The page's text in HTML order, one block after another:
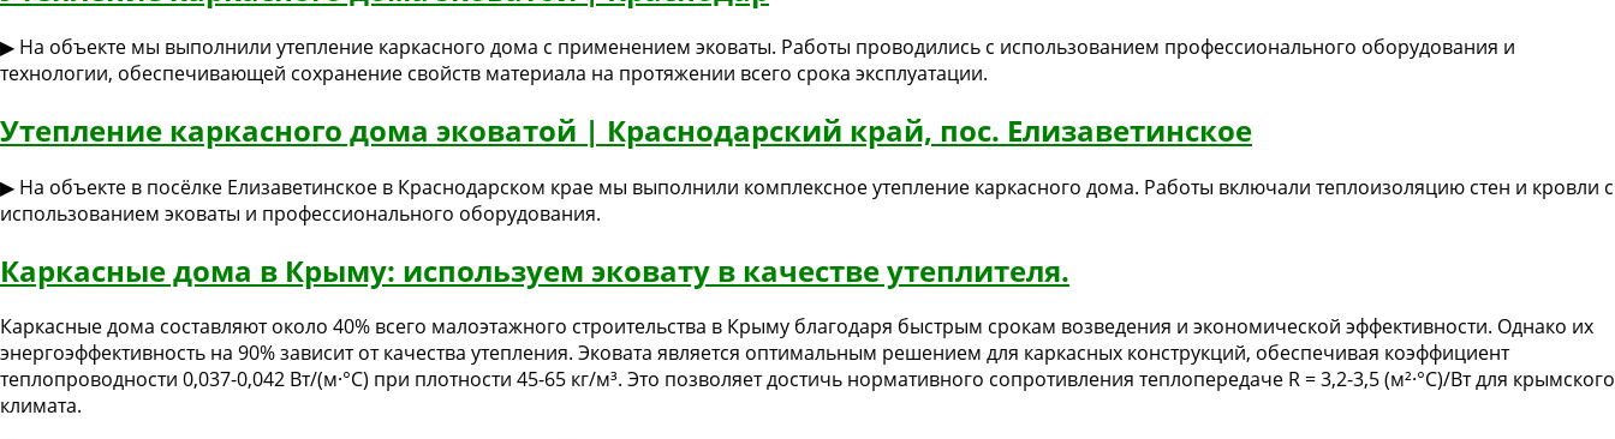
▶ На объекте мы выполнили утепление каркасного дома с применением эковаты. Работы проводились с использованием профессионального оборудования и
технологии, обеспечивающей сохранение свойств материала на протяжении всего срока эксплуатации.
Утепление каркасного дома эковатой | Краснодарский край, пос. Елизаветинское
▶ На объекте в посёлке Елизаветинское в Краснодарском крае мы выполнили комплексное утепление каркасного дома. Работы включали теплоизоляцию стен и кровли с
использованием эковаты и профессионального оборудования.
Каркасные дома в Крыму: используем эковату в качестве утеплителя.
Каркасные дома составляют около 40% всего малоэтажного строительства в Крыму благодаря быстрым срокам возведения и экономической эффективности. Однако их
энергоэффективность на 90% зависит от качества утепления. Эковата является оптимальным решением для каркасных конструкций, обеспечивая коэффициент
теплопроводности 0,037-0,042 Вт/(м·°C) при плотности 45-65 кг/м³. Это позволяет достичь нормативного сопротивления теплопередаче R = 3,2-3,5 (м²·°C)/Вт для крымского
климата.